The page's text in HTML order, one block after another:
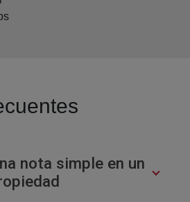
nota simple en un